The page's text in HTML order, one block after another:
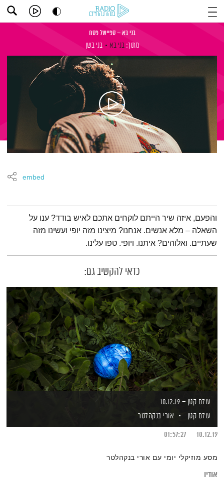
בני בא – ספיישל פסח
מתוך: בני בא בני בשן
embed
תמצית הפודקאסט
והפעם, איזה שיר הייתם לוקחים אתכם לאיש בודד? ענו על
השאלה – מלא אנשים. אנחנו? מיצינו מזה יופי ועשינו מזה
שעתיים. ואלוהים? איתנו. ויופי. טפו עלינו.
כדאי להקשיב גם:
עולם קטן – 10.12.19
עולם קטן
אורי בנקהלטר
10.12.19
01:57:27
מסע מוזיקלי יומי עם אורי בנקהלטר
אודיו